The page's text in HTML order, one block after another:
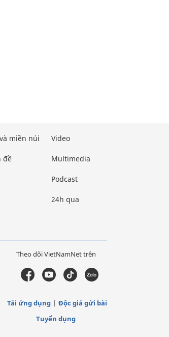
miền núi
đề
Video
Multimedia
Podcast
24h qua
Theo dõi VietNamNet trên
Tải ứng dụng
Độc giả gửi bài
Tuyển dụng